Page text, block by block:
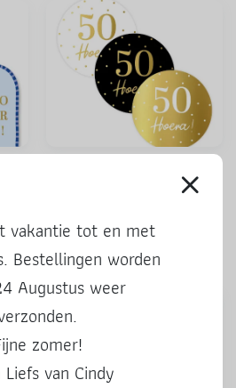
Stickers | 50 Hoera | 3 stuks
0,50
vakantie tot en met
Bestellingen worden
Augustus weer
zomer!
van Cindy